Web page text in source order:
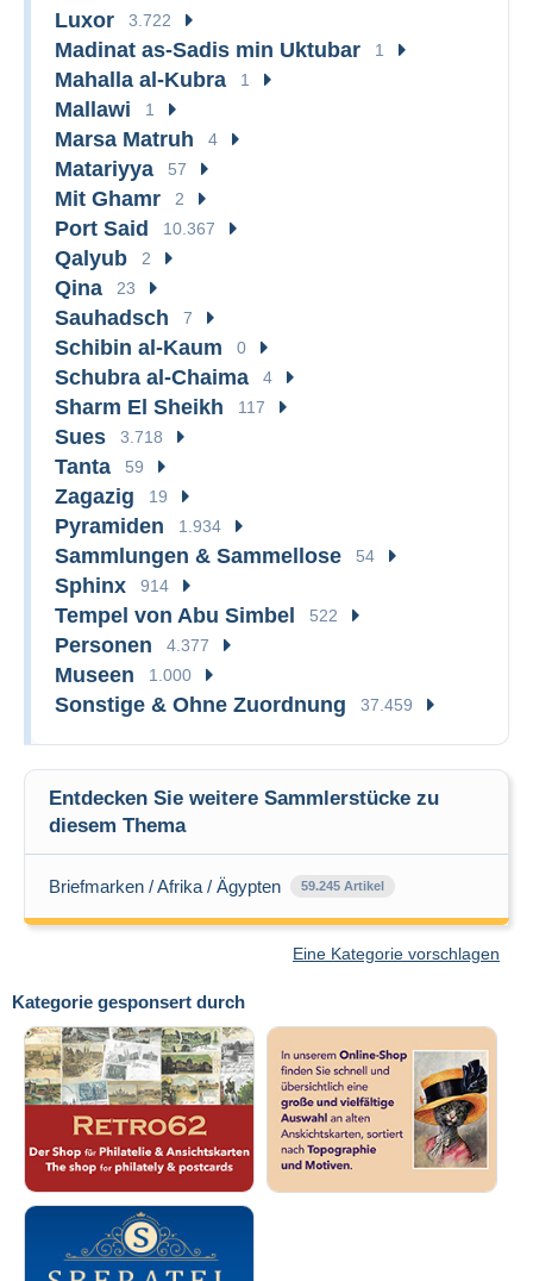
Kategorie gesponsert durch
Luxor 3.722
Madinat as-Sadis min Uktubar 1
Mahalla al-Kubra 1
Mallawi 1
Marsa Matruh 4
Matariyya 57
Mit Ghamr 2
Port Said 10.367
Qalyub 2
Qina 23
Sauhadsch 7
Schibin al-Kaum 0
Schubra al-Chaima 4
Sharm El Sheikh 117
Sues 3.718
Tanta 59
Zagazig 19
Pyramiden 1.934
Sammlungen & Sammellose 54
Sphinx 914
Tempel von Abu Simbel 522
Personen 4.377
Museen 1.000
Sonstige & Ohne Zuordnung 37.459
Entdecken Sie weitere Sammlerstücke zu
diesem Thema
Briefmarken / Afrika / Ägypten 59.245 Artikel
Eine Kategorie vorschlagen